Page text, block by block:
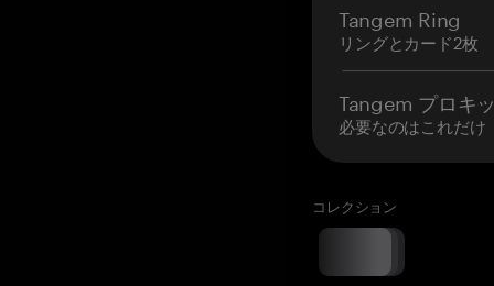
Tangem Ring
リングとカード2枚
Tangem プロキ
必要なのはこれだけ
コレクション